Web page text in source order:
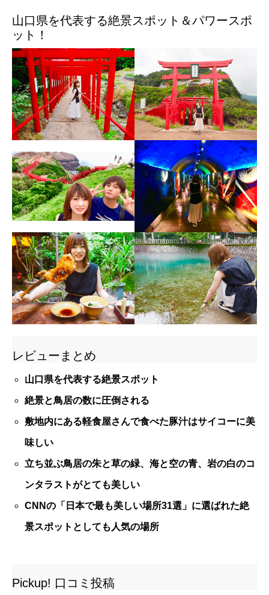
山口県を代表する絶景スポット＆パワースポ
ット！
レビューまとめ
山口県を代表する絶景スポット
絶景と鳥居の数に圧倒される
敷地内にある軽食屋さんで食べた豚汁はサイコーに美
味しい
立ち並ぶ鳥居の朱と草の緑、海と空の青、岩の白のコ
ンタラストがとても美しい
CNNの「日本で最も美しい場所31選」に選ばれた絶
景スポットとしても人気の場所
Pickup! 口コミ投稿